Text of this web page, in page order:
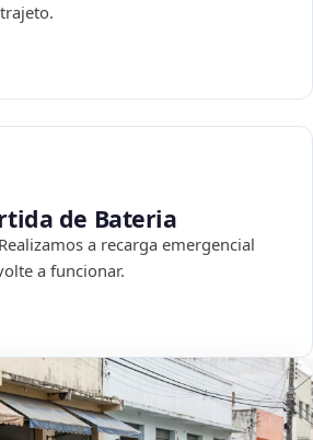
de Bateria
a recarga emergencial
a funcionar.